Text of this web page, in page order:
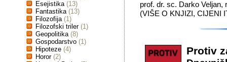
Esejistika (13)
Fantastika (13)
Filozofija (1)
Filozofski triler (1)
Geopolitika (8)
Gospodarstvo (1)
Hipoteze (4)
Horor (2)
prof. dr. sc. Darko
(VIŠE O KNJIZI, CIJENI
Protiv